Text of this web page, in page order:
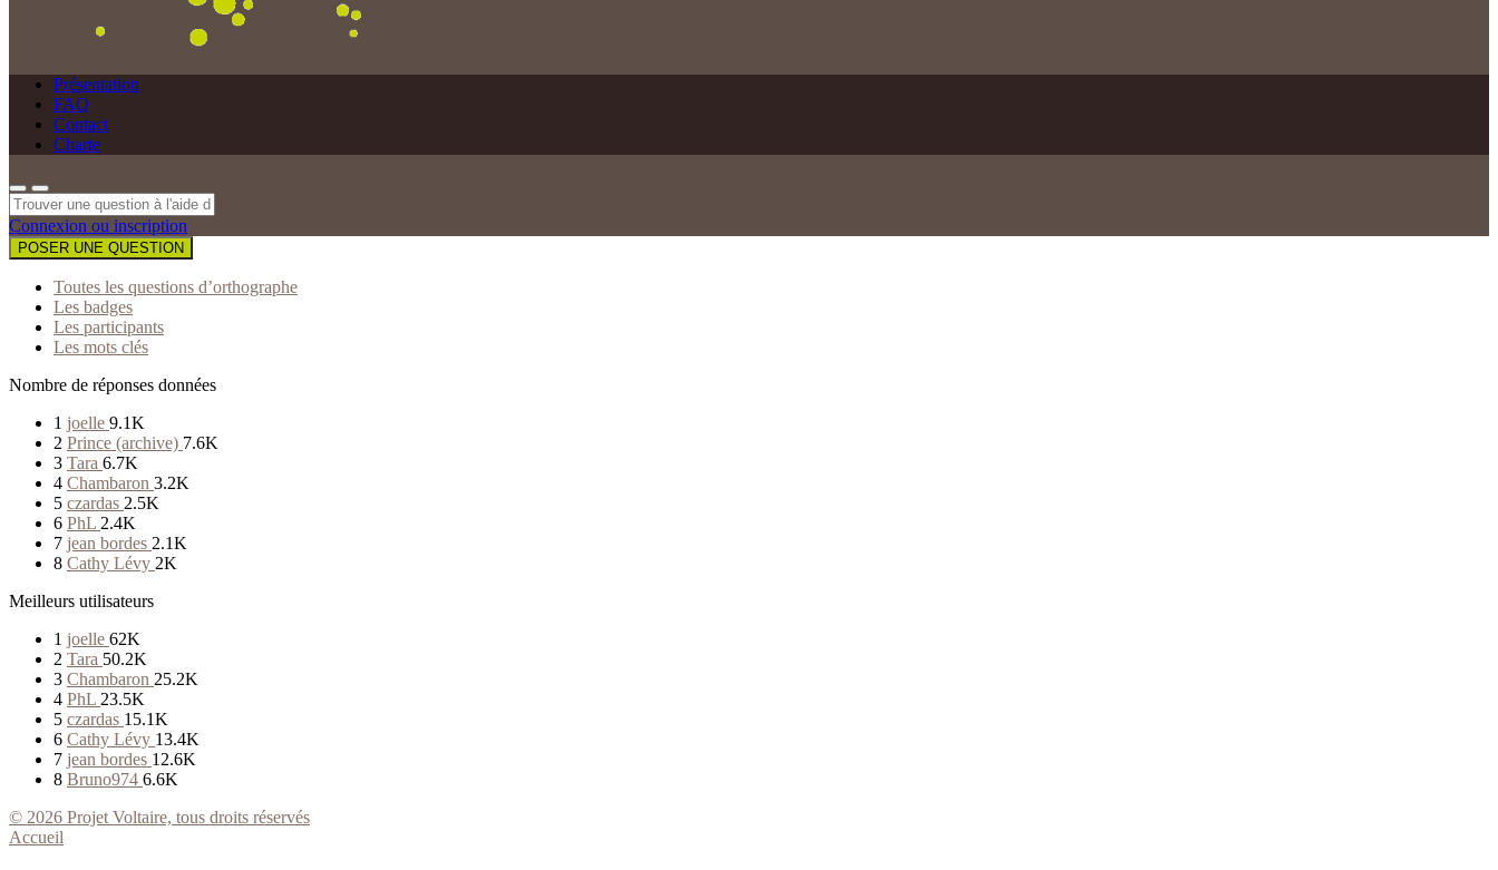
Présentation
FAQ
Contact
Charte
Connexion ou inscription
POSER UNE QUESTION
Toutes les questions d’orthographe
Les badges
Les participants
Les mots clés
Nombre de réponses données
1 joelle 9.1K
2 Prince (archive) 7.6K
3 Tara 6.7K
4 Chambaron 3.2K
5 czardas 2.5K
6 PhL 2.4K
7 jean bordes 2.1K
8 Cathy Lévy 2K
Meilleurs utilisateurs
1 joelle 62K
2 Tara 50.2K
3 Chambaron 25.2K
4 PhL 23.5K
5 czardas 15.1K
6 Cathy Lévy 13.4K
7 jean bordes 12.6K
8 Bruno974 6.6K
© 2026 Projet Voltaire, tous droits réservés
Accueil